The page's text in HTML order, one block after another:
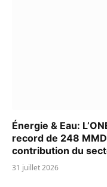
Énergie & Eau:
record de 248
contribution du
31 juillet 2026